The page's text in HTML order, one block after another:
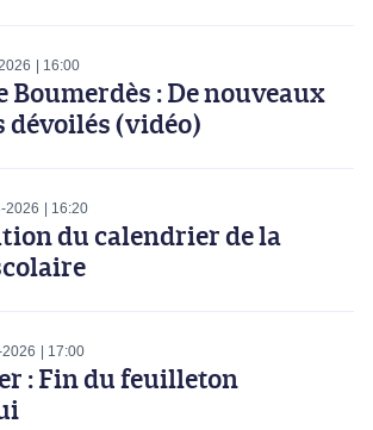
16:00
Boumerdès : De nouveaux
dévoilés (vidéo)
2026 16:20
du calendrier de la
17:00
: Fin du feuilleton